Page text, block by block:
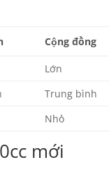
Cộng đồng
Lớn
Trung bình
Nhỏ
mới